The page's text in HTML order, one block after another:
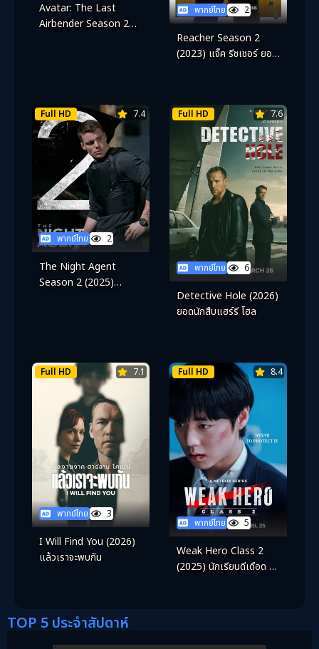
Avatar: The Last
Airbender Season 2
พากย์ไทย 2
Reacher Season 2
(2023) แจ็ค รีชเชอร์ ยอด
Full HD 7.4
พากย์ไทย 2
The Night Agent
Season 2 (2025)
Full HD 7.6
พากย์ไทย 6
Detective Hole (2026)
ยอดนักสืบแฮร์รี โฮล
Full HD 7.1
พากย์ไทย 3
I Will Find You (2026)
แล้วเราจะพบกัน
Full HD 8.4
พากย์ไทย 5
Weak Hero Class 2
(2025) นักเรียนดีเดือด รุ่น
TOP 5 ประจำสัปดาห์